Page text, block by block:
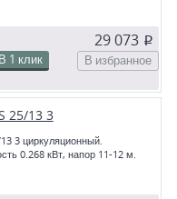
29 073 p
В 1 клик
В избранное
25/13 3
3 циркуляционный.
0.268 кВт, напор 11-12 м.